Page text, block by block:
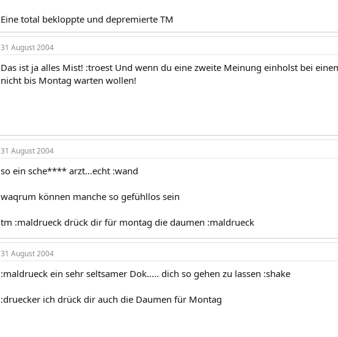
Eine total bekloppte und depremierte TM
31 August 2004
Das ist ja alles Mist! :troest Und wenn du eine zweite Meinung einholst bei
nicht bis Montag warten wollen!
31 August 2004
so ein sche**** arzt...echt :wand
waqrum können manche so gefühllos sein
tm :maldrueck drück dir für montag die daumen :maldrueck
31 August 2004
:maldrueck ein sehr seltsamer Dok..... dich so gehen zu lassen :shake
:druecker ich drück dir auch die Daumen für Montag